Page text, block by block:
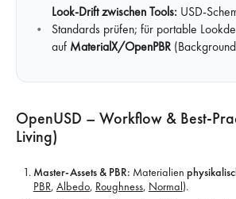
Look-Drift zwischen Tools: USD-
Standards prüfen; für portable
auf MaterialX/OpenPBR
OpenUSD – Workflow & Best-
Living)
Master-Assets & PBR: Materialien
PBR, Albedo, Roughness, Normal).